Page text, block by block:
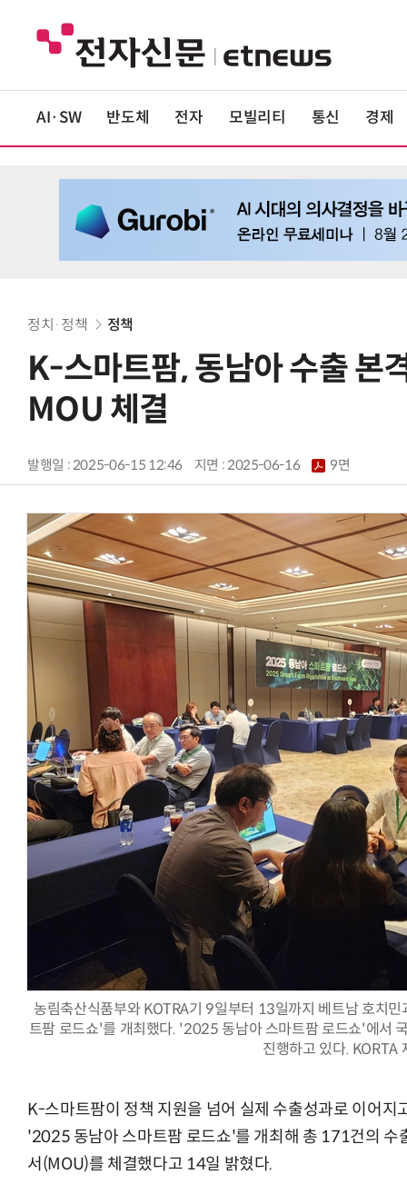
AI·SW 반도체 전자 모빌리티 통신 경제
정치·정책 정책
K-스마트팜, 동남아 수출
MOU 체결
발행일 : 2025-06-15 12:46 지면 :2025-06-16 9면
농림축산식품부와 KOTRA기 9일부터 13일까지 베트남 호치
트팜 로드쇼'를 개최했다. '2025 동남아 스마트팜 로드쇼'에서
진행하고 있다. KORTA
K-스마트팜이 정책 지원을 넘어 실제 수출성과로 이어지
'2025 동남아 스마트팜 로드쇼'를 개최해 총 171건의 수
서(MOU)를 체결했다고 14일 밝혔다.
현업에서 바로 쓰는 "하네스 엔